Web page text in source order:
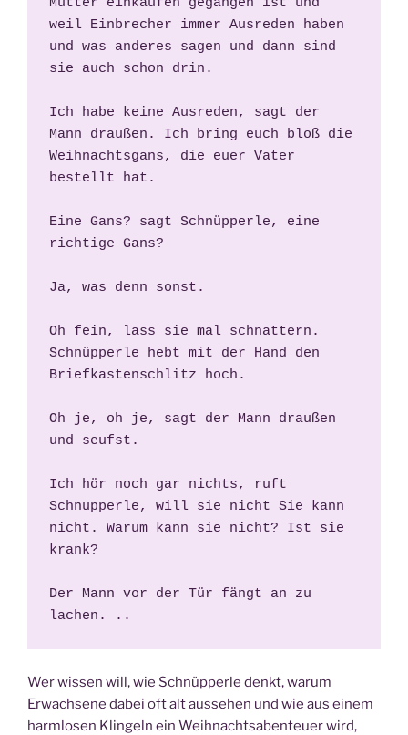
weil Einbrecher immer Ausreden haben
und was anderes sagen und dann sind
sie auch schon drin.
Ich habe keine Ausreden, sagt der
Mann draußen. Ich bring euch bloß die
Weihnachtsgans, die euer Vater
bestellt hat.
Eine Gans? sagt Schnüpperle, eine
richtige Gans?
Ja, was denn sonst.
Oh fein, lass sie mal schnattern.
Schnüpperle hebt mit der Hand den
Briefkastenschlitz hoch.
Oh je, oh je, sagt der Mann draußen
und seufst.
Ich hör noch gar nichts, ruft
Schnupperle, will sie nicht Sie kann
nicht. Warum kann sie nicht? Ist sie
krank?
Der Mann vor der Tür fängt an zu
lachen. ..
Wer wissen will, wie Schnüpperle denkt, warum
Erwachsene dabei oft alt aussehen und wie aus einem
harmlosen Klingeln ein Weihnachtsabenteuer wird,